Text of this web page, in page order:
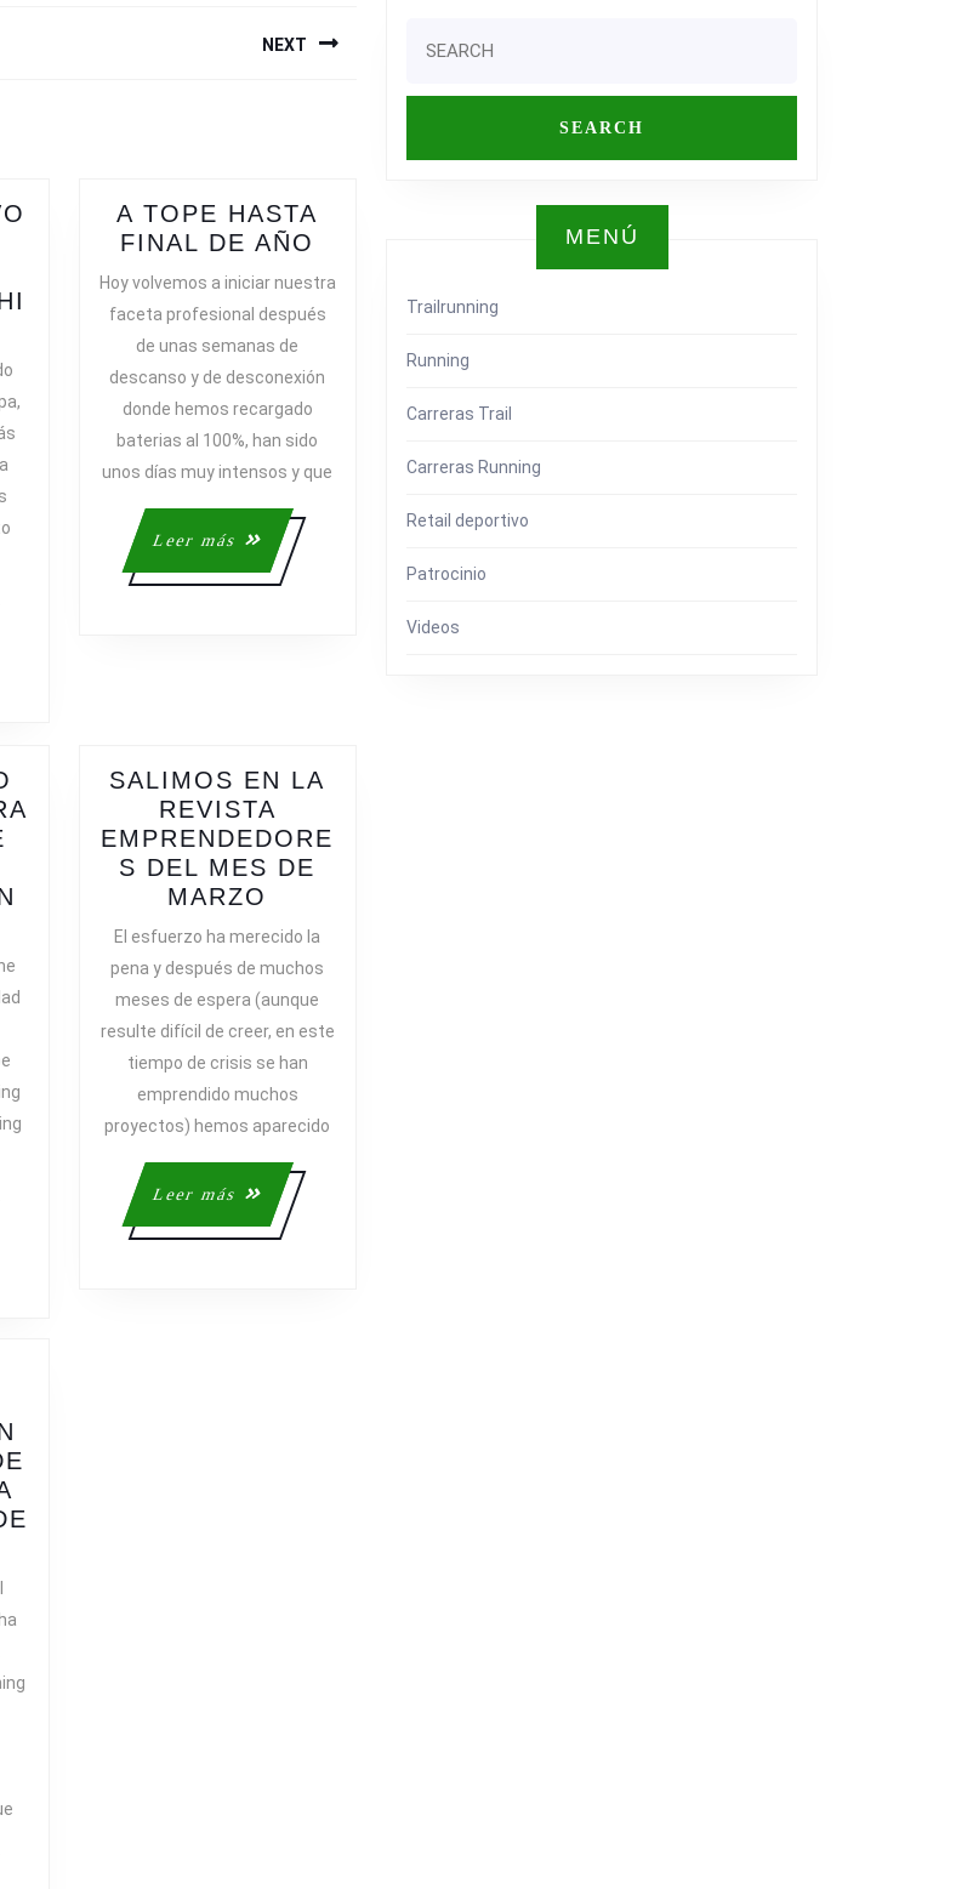
NEXT
A TOPE HASTA
FINAL DE AÑO
TOPE
FINAL
AÑO
Hoy volvemos a iniciar nuestra
faceta profesional después
de unas semanas de
descanso y de desconexión
donde hemos recargado
baterias al 100%, han sido
unos días muy intensos y que
Leer más
Leer
más
SALIMOS EN LA
REVISTA
EMPRENDEDORE
S DEL MES DE
MARZO
EN
REVISTA
EMPRENDEDORES
DEL
MES
DE
MARZO
El esfuerzo ha merecido la
pena y después de muchos
meses de espera (aunque
resulte difícil de creer, en este
tiempo de crisis se han
emprendido muchos
proyectos) hemos aparecido
Leer más
Leer
más
for:
MENÚ
Trailrunning
Running
Carreras Trail
Carreras Running
Retail deportivo
Patrocinio
Videos